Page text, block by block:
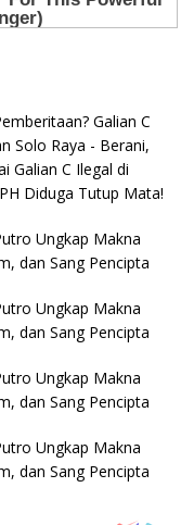
Galian C
Solo Raya - Berani,
Galian C Ilegal di
Diduga Tutup Mata!
Ungkap Makna
dan Sang Pencipta
Ungkap Makna
dan Sang Pencipta
Ungkap Makna
dan Sang Pencipta
Ungkap Makna
dan Sang Pencipta